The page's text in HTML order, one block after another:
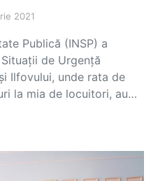
2021
Publică (INSP) a
de Urgență
Ilfovului, unde rata de
la mia de locuitori, au…